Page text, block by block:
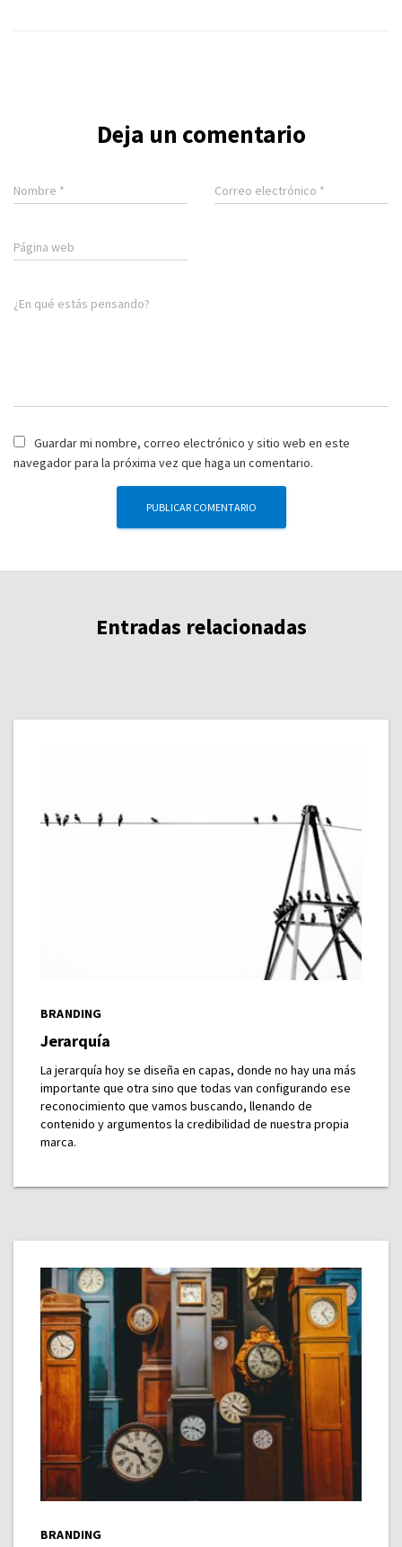
Deja un comentario
Nombre * Correo electrónico *
Página web
¿En qué estás pensando?
Guardar mi nombre, correo electrónico y sitio web en este
navegador para la próxima vez que haga un comentario.
Entradas relacionadas
BRANDING
Jerarquía
La jerarquía hoy se diseña en capas, donde no hay una más
importante que otra sino que todas van configurando ese
reconocimiento que vamos buscando, llenando de
contenido y argumentos la credibilidad de nuestra propia
marca.
BRANDING